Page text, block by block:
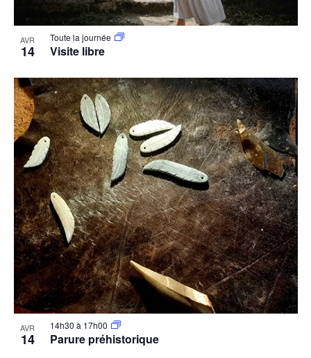
AVR
14 Visite libre
Toute la journée
AVR
14 Parure préhistorique
14h30 à 17h00